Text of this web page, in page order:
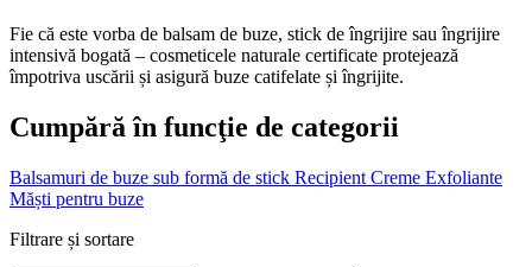
Fie că este vorba de balsam de buze, stick de îngrijire sau îngrijire
intensivă bogată – cosmeticele naturale certificate protejează
împotriva uscării și asigură buze catifelate și îngrijite.
Cumpără în funcţie de categorii
Balsamuri de buze sub formă de stick Recipient Creme Exfoliante
Măști pentru buze
Filtrare și sortare